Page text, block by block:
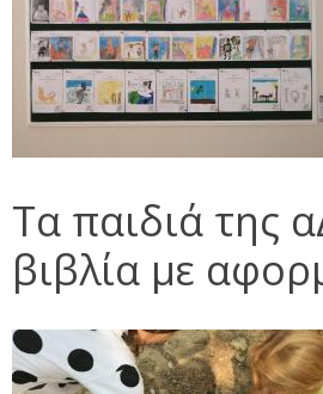
Τα παιδιά της
βιβλία με